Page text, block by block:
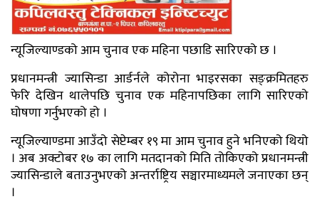
न्यूजिल्याण्डको आम चुनाव एक महिना पछाडि सारिएको छ ।
प्रधानमन्त्री ज्यासिन्डा आर्डर्नले कोरोना भाइरसका सङ्क्रमितहरु
फेरि देखिन थालेपछि चुनाव एक महिनापछिका लागि सारिएको
घोषणा गर्नुभएको हो ।
न्यूजिल्याण्डमा आउँदो सेप्टेम्बर १९ मा आम चुनाव हुने भनिएको थियो
। अब अक्टोबर १७ का लागि मतदानको मिति तोकिएको प्रधानमन्त्री
ज्यासिन्डाले बताउनुभएको अन्तर्राष्ट्रिय सञ्चारमाध्यमले जनाएका छन्
।